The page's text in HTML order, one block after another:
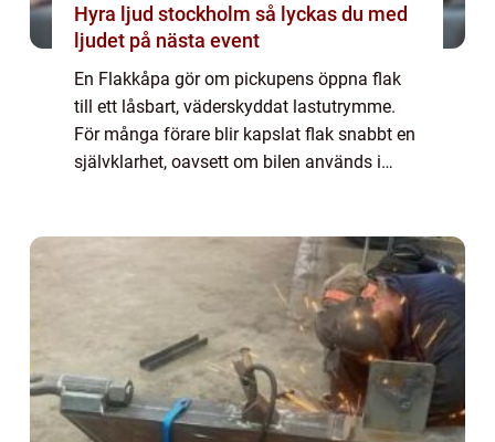
Hyra ljud stockholm så lyckas du med
ljudet på nästa event
En Flakkåpa gör om pickupens öppna flak
till ett låsbart, väderskyddat lastutrymme.
För många förare blir kapslat flak snabbt en
självklarhet, oavsett om bilen används i